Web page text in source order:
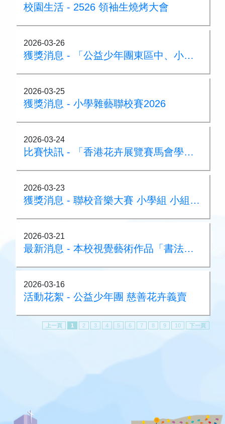
校園生活 - 2526 領袖生燒烤大會
2026-03-26
獲獎消息 - 「公益少年團東區中、小學堆沙大賽」冠軍
2026-03-25
獲獎消息 - 小學雜藝聯校賽2026
2026-03-24
比賽快訊 - 「香港花卉展覽賽馬會學生繪畫比賽」
2026-03-23
獲獎消息 - 聯校音樂大賽 小學組 小組合奏（管弦樂 ）銀獎
2026-03-21
最新消息 - 本校視覺藝術作品「書法中的彩虹世界」於筲箕灣港鐵站展出
2026-03-16
活動花絮 - 公益少年團 慈善花卉義賣
上一頁 1 2 3 4 5 6 7 8 9 10 下一頁